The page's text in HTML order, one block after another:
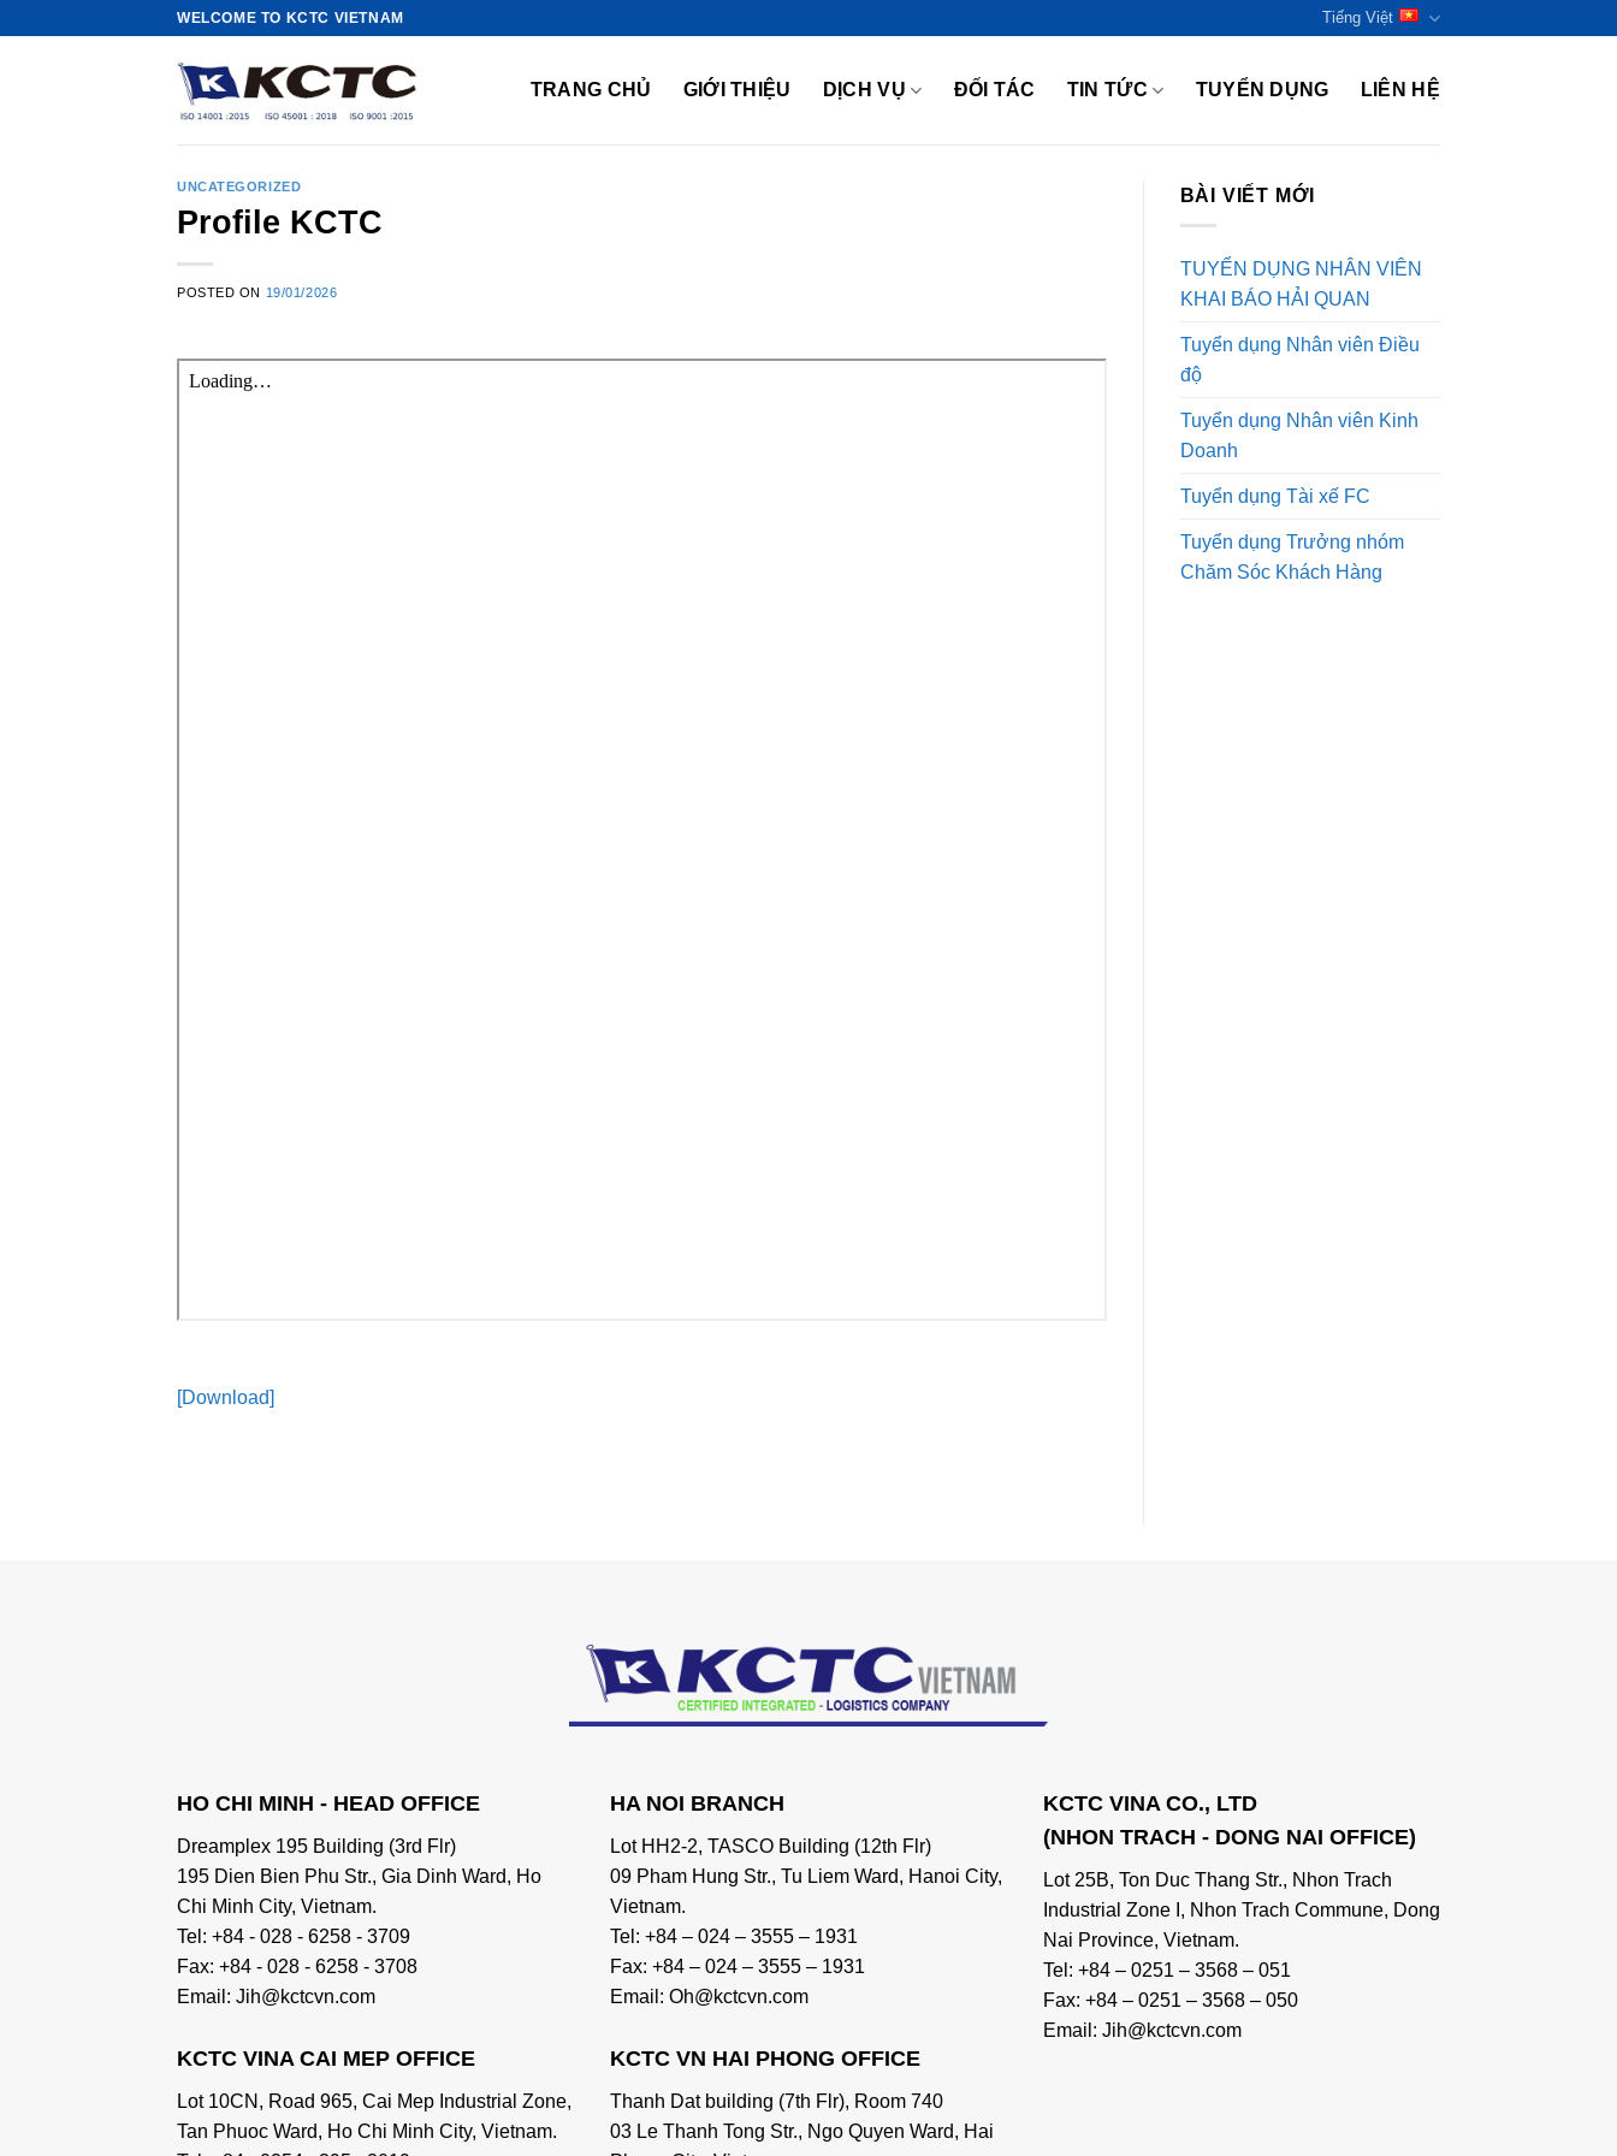
WELCOME TO KCTC VIETNAM Tiếng Việt
TRANG CHỦ GIỚI THIỆU DỊCH VỤ ĐỐI TÁC TIN TỨC TUYỂN DỤNG LIÊN HỆ
UNCATEGORIZED
Profile KCTC
POSTED ON 19/01/2026
[Download]
BÀI VIẾT MỚI
TUYỂN DỤNG NHÂN VIÊN
KHAI BÁO HẢI QUAN
Tuyển dụng Nhân viên Điều
độ
Tuyển dụng Nhân viên Kinh
Doanh
Tuyển dụng Tài xế FC
Tuyển dụng Trưởng nhóm
Chăm Sóc Khách Hàng
HO CHI MINH - HEAD OFFICE
Dreamplex 195 Building (3rd Flr)
195 Dien Bien Phu Str., Gia Dinh Ward, Ho
Chi Minh City, Vietnam.
Tel: +84 - 028 - 6258 - 3709
Fax: +84 - 028 - 6258 - 3708
Email: Jih@kctcvn.com
KCTC VINA CAI MEP OFFICE
Lot 10CN, Road 965, Cai Mep Industrial Zone,
Tan Phuoc Ward, Ho Chi Minh City, Vietnam.
HA NOI BRANCH
Lot HH2-2, TASCO Building (12th Flr)
09 Pham Hung Str., Tu Liem Ward, Hanoi City,
Vietnam.
Tel: +84 – 024 – 3555 – 1931
Fax: +84 – 024 – 3555 – 1931
Email: Oh@kctcvn.com
KCTC VN HAI PHONG OFFICE
Thanh Dat building (7th Flr), Room 740
03 Le Thanh Tong Str., Ngo Quyen Ward, Hai
KCTC VINA CO., LTD
(NHON TRACH - DONG NAI OFFICE)
Lot 25B, Ton Duc Thang Str., Nhon Trach
Industrial Zone I, Nhon Trach Commune, Dong
Nai Province, Vietnam.
Tel: +84 – 0251 – 3568 – 051
Fax: +84 – 0251 – 3568 – 050
Email: Jih@kctcvn.com